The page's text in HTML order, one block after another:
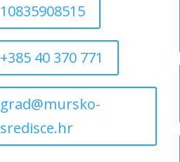
10835908515
+385 40 370 771
grad@mursko-
sredisce.hr